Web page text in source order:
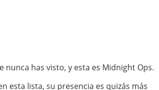
has visto, y esta es Midnight Ops.
esta lista, su presencia es quizás más